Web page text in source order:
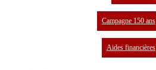
Campagne 150 ans
Aides financières